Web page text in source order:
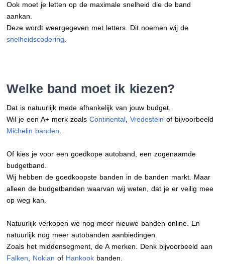
Ook moet je letten op de maximale snelheid die de band
aankan.
Deze wordt weergegeven met letters. Dit noemen wij de
snelheidscodering.
Welke band moet ik kiezen?
Dat is natuurlijk mede afhankelijk van jouw budget.
Wil je een A+ merk zoalsContinental,Vredestein of bijvoorbeeld
Michelin banden.
Of kies je voor een goedkope autoband, een zogenaamde
budgetband.
Wij hebben de goedkoopste banden in de banden markt. Maar
alleen de budgetbanden waarvan wij weten, dat je er veilig mee
op weg kan.
Natuurlijk verkopen we nog meer nieuwe banden online. En
natuurlijk nog meer autobanden aanbiedingen.
Zoals het middensegment, de A merken. Denk bijvoorbeeld aan
Falken, Nokian of Hankook banden.